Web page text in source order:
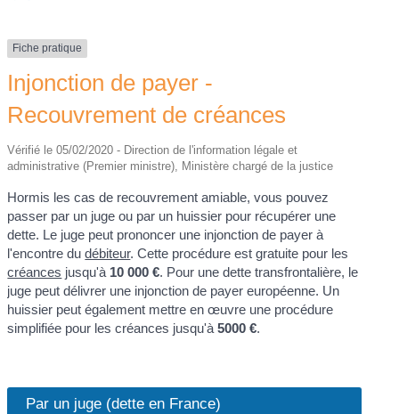
Fiche pratique
Injonction de payer -
Recouvrement de créances
Vérifié le 05/02/2020 - Direction de l'information légale et
administrative (Premier ministre), Ministère chargé de la justice
Hormis les cas de recouvrement amiable, vous pouvez
passer par un juge ou par un huissier pour récupérer une
dette. Le juge peut prononcer une injonction de payer à
l'encontre dudébiteur. Cette procédure est gratuite pour les
créances jusqu'à 10 000 €. Pour une dette transfrontalière, le
juge peut délivrer une injonction de payer européenne. Un
huissier peut également mettre en œuvre une procédure
simplifiée pour les créances jusqu'à5000 €.
Par un juge (dette en France)